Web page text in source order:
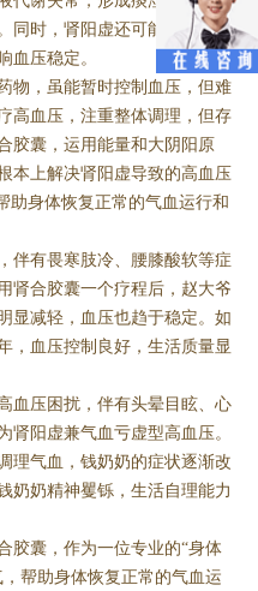
同时，肾阳虚还可能导致免疫
血压稳定。
物，虽能暂时控制血压，但难
高血压，注重整体调理，但存
胶囊，运用能量和大阴阳原
本上解决肾阳虚导致的高血压
助身体恢复正常的气血运行和
伴有畏寒肢冷、腰膝酸软等症
肾合胶囊一个疗程后，赵大爷
显减轻，血压也趋于稳定。如
，血压控制良好，生活质量显
血压困扰，伴有头晕目眩、心
肾阳虚兼气血亏虚型高血压。
理气血，钱奶奶的症状逐渐改
奶奶精神矍铄，生活自理能力
胶囊，作为一位专业的“身体
帮助身体恢复正常的气血运